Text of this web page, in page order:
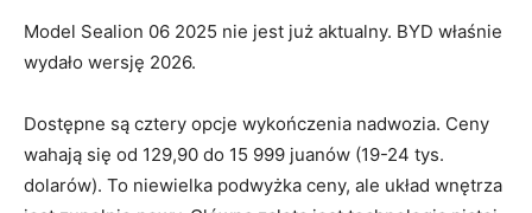
Model Sealion 06 2025 nie jest już aktualny. BYD właśnie
wydało wersję 2026.
Dostępne są cztery opcje wykończenia nadwozia. Ceny
wahają się od 129,90 do 15 999 juanów (19-24 tys.
dolarów). To niewielka podwyżka ceny, ale układ wnętrza